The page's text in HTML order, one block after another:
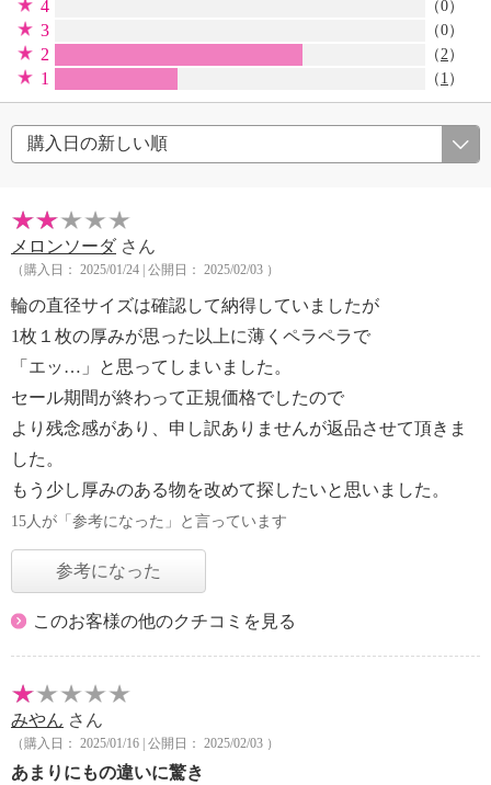
4 （0）
3 （0）
2 （2）
1 （ 1 ）
メロンソーダさん
（購入日： 2025/01/24 | 公開日： 2025/02/03 ）
輪の直径サイズは確認して納得していましたが
1枚１枚の厚みが思った以上に薄くペラペラで
「エッ…」と思ってしまいました。
セール期間が終わって正規価格でしたので
より残念感があり、申し訳ありませんが返品させて頂きま
した。
もう少し厚みのある物を改めて探したいと思いました。
15人が「参考になった」と言っています
参考になった
このお客様の他のクチコミを見る
みやん さん
（購入日： 2025/01/16 | 公開日： 2025/02/03 ）
あまりにもの違いに驚き